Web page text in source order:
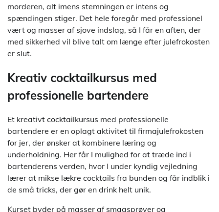
morderen, alt imens stemningen er intens og
spændingen stiger. Det hele foregår med professionel
vært og masser af sjove indslag, så I får en aften, der
med sikkerhed vil blive talt om længe efter julefrokosten
er slut.
Kreativ cocktailkursus med
professionelle bartendere
Et kreativt cocktailkursus med professionelle
bartendere er en oplagt aktivitet til firmajulefrokosten
for jer, der ønsker at kombinere læring og
underholdning. Her får I mulighed for at træde ind i
bartenderens verden, hvor I under kyndig vejledning
lærer at mikse lækre cocktails fra bunden og får indblik i
de små tricks, der gør en drink helt unik.
Kurset byder på masser af smagsprøver og